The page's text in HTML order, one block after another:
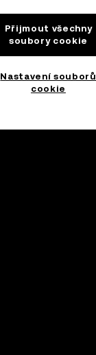
Přijmout všechny
soubory cookie
Nastavení souborů
cookie